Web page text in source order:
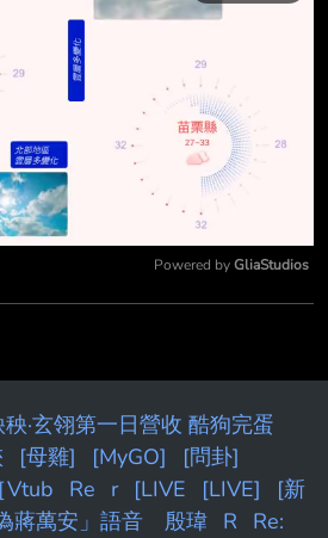
Powered by GliaStudios
·玄翎第一日營收 酷狗完蛋
[母雞] [MyGO]
[問卦]
［Vtub Re r [LIVE [LIVE]
[新
蔣萬安」語音 殷瑋 R
Re: